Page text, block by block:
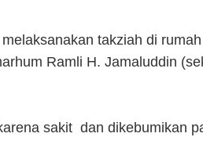
takziah di
Ramli H. Jamaluddin
sakit dan dikebumikan